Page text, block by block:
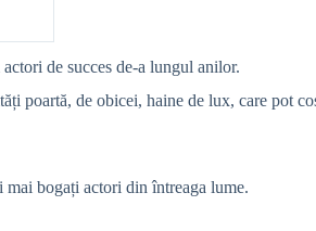
de succes de-a lungul anilor.
poartă, de obicei, haine de lux, care pot
mai bogați actori din întreaga lume.